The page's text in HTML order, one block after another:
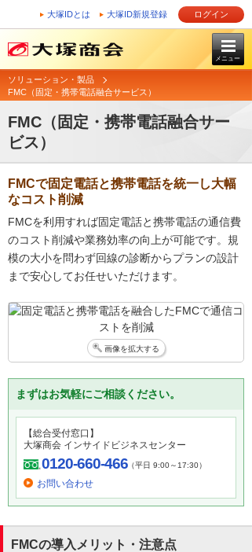
大塚IDとは 大塚ID新規登録 ログイン
メニュー
ソリューション・製品
FMC（固定・携帯電話融合サービス）
FMC（固定・携帯電話融合サー
ビス）
FMCで固定電話と携帯電話を統一し大幅
なコスト削減
FMCを利用すれば固定電話と携帯電話の通信費
のコスト削減や業務効率の向上が可能です。規
模の大小を問わず回線の診断からプランの設計
まで安心してお任せいただけます。
画像を拡大する
まずはお気軽にご相談ください。
【総合受付窓口】
大塚商会 インサイドビジネスセンター
0120-660-466（平日 9:00～17:30）
お問い合わせ
FMCの導入メリット・注意点